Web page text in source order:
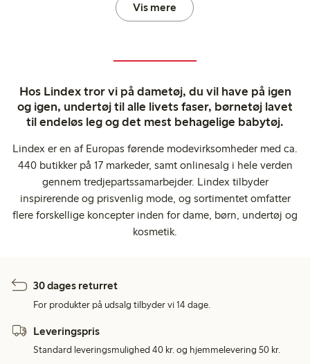
Vis mere
Hos Lindex tror vi på dametøj, du vil have på igen
og igen, undertøj til alle livets faser, børnetøj lavet
til endeløs leg og det mest behagelige babytøj.
Lindex er en af Europas førende modevirksomheder med ca.
440 butikker på 17 markeder, samt onlinesalg i hele verden
gennem tredjepartssamarbejder. Lindex tilbyder
inspirerende og prisvenlig mode, og sortimentet omfatter
flere forskellige koncepter inden for dame, børn, undertøj og
kosmetik.
30 dages returret
For produkter på udsalg tilbyder vi 14 dage.
Leveringspris
Standard leveringsmulighed 40 kr. og hjemmelevering 50 kr.